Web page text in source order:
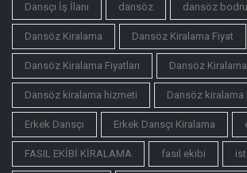
Dansçı İş İlanı dansöz dansöz
Dansöz Kiralama Dansöz Kiralama Fiyat
Dansöz Kiralama Fiyatları Dansöz Kiralama
Dansöz kiralama hizmeti Dansöz kiralama
Erkek Dansçı Erkek Dansçı Kiralama
FASIL EKİBİ KİRALAMA fasıl ekibi